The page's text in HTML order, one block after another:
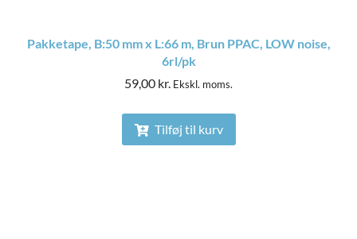
Pakketape, B:50 mm x L:66 m, Brun PPAC, LOW noise,
6rl/pk
59,00 kr. Ekskl. moms.
Tilføj til kurv